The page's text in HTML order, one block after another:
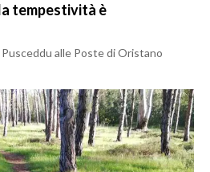
tempestività è
alle Poste di Oristano